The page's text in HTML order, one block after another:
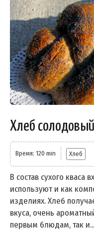
Хлеб
Время: 120 min Хлеб
В состав сухого кваса
используют и как
изделиях. Хлеб
вкуса, очень
первым блюдам, так и...